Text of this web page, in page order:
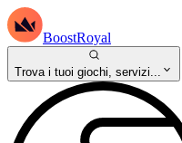
BoostRoyal
Trova i tuoi giochi, servizi...